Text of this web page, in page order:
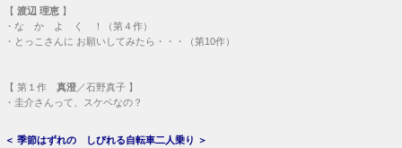
【 渡辺 理恵 】
・ な か よ く ！（第４作）
・ とっこさんに お願いしてみたら・・・（第10作）
【 第１作 真澄／石野真子 】
・ 圭介さんって、スケベなの？
＜ 季節はずれの しびれる自転車二人乗り ＞